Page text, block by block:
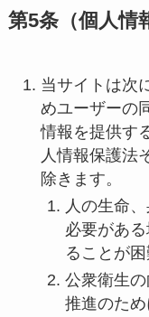
第5条（個人情
当サイトは次
めユーザーの
情報を提供す
人情報保護法
除きます。
人の生命
必要があ
ることが
公衆衛生
推進のた